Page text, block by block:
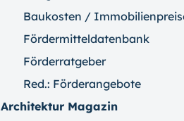
Baukosten /
Fördermitteldatenbank
Förderratgeber
Red.: Förderangebote
Architektur Magazin